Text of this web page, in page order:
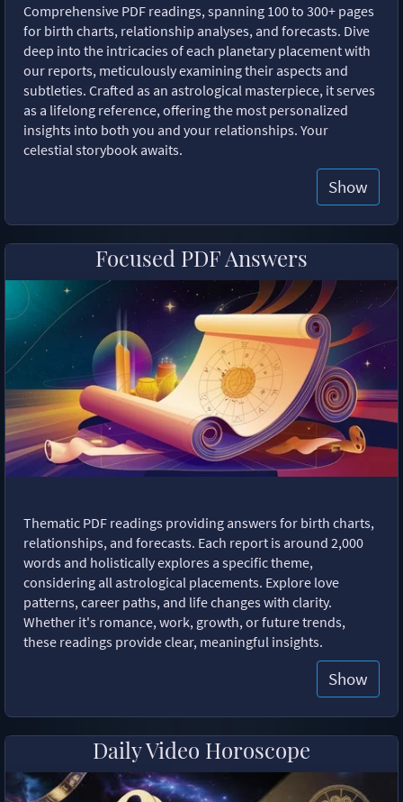
Comprehensive PDF readings, spanning 100 to 300+ pages
for birth charts, relationship analyses, and forecasts. Dive
deep into the intricacies of each planetary placement with
our reports, meticulously examining their aspects and
subtleties. Crafted as an astrological masterpiece, it serves
as a lifelong reference, offering the most personalized
insights into both you and your relationships. Your
celestial storybook awaits.
Show
Focused PDF Answers
Thematic PDF readings providing answers for birth charts,
relationships, and forecasts. Each report is around 2,000
words and holistically explores a specific theme,
considering all astrological placements. Explore love
patterns, career paths, and life changes with clarity.
Whether it's romance, work, growth, or future trends,
these readings provide clear, meaningful insights.
Show
Daily Video Horoscope